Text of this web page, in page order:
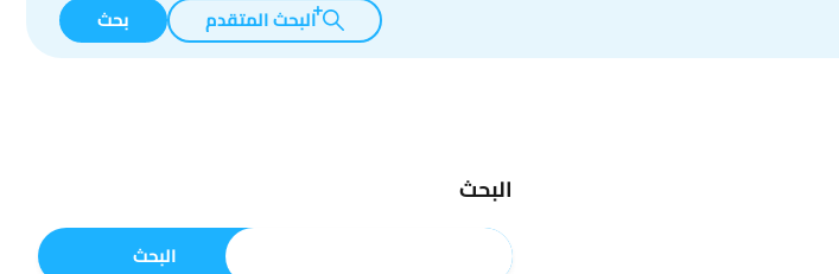
البحث المتقدم بحث
البحث
البحث